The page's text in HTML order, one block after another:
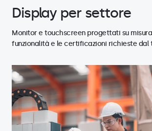
Display per settore
Monitor e touchscreen progettati su
funzionalità e le certificazioni richieste dal